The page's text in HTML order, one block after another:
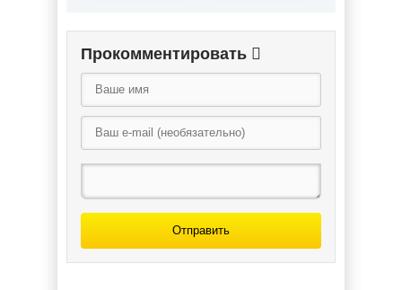
Прокомментировать
Отправить